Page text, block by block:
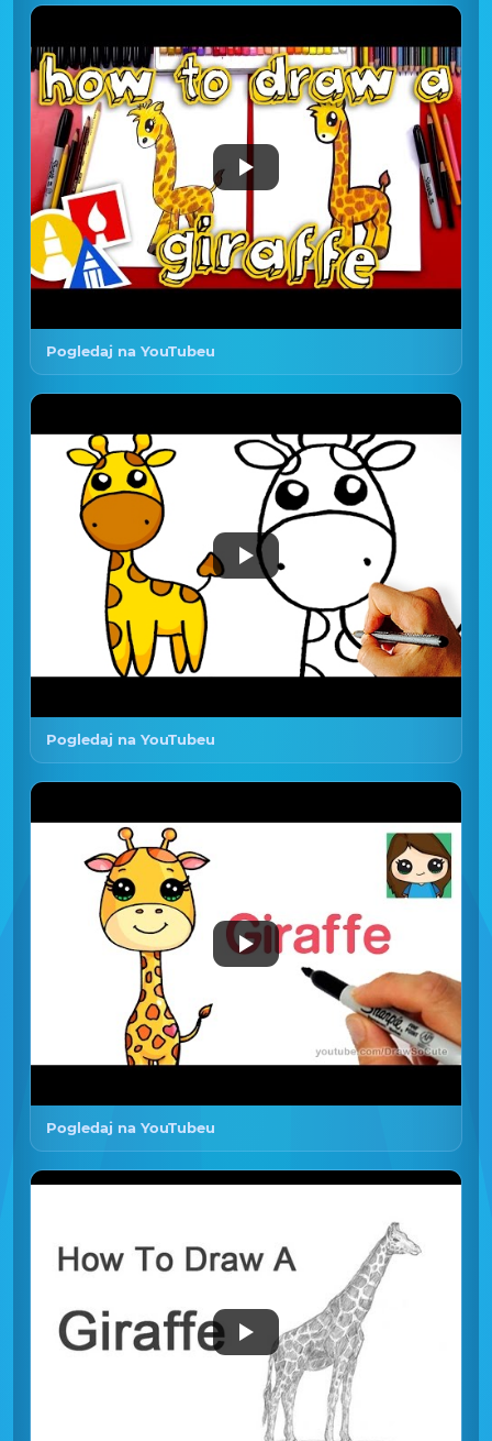
Pogledaj na YouTubeu
Pogledaj na YouTubeu
Pogledaj na YouTubeu